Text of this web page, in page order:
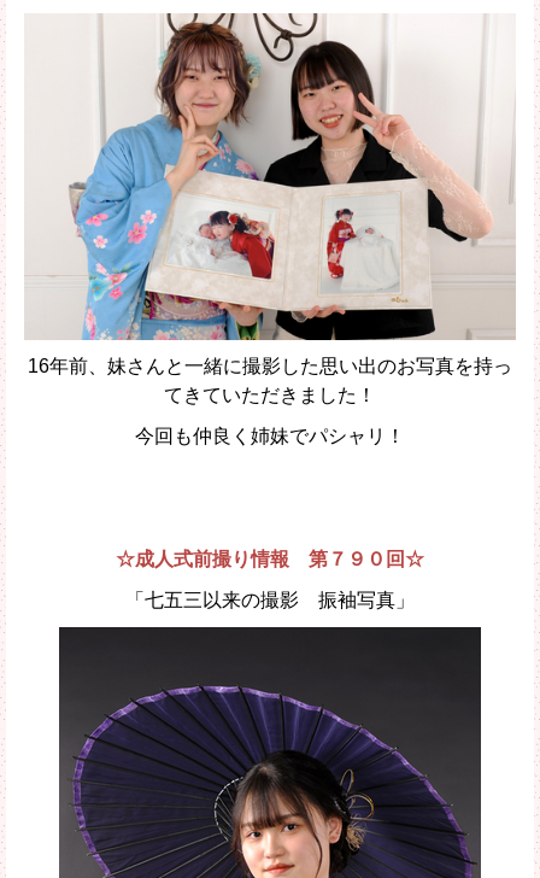
16年前、妹さんと一緒に撮影した思い出のお写真を持っ
てきていただきました！
今回も仲良く姉妹でパシャリ！
☆成人式前撮り情報 第７９０回☆
「七五三以来の撮影 振袖写真」